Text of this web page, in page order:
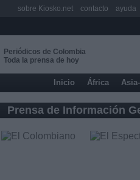
Periódicos de Colombia
Toda la prensa de hoy
Inicio África
Prensa de Información
sobre Kiosko.net contacto ayuda